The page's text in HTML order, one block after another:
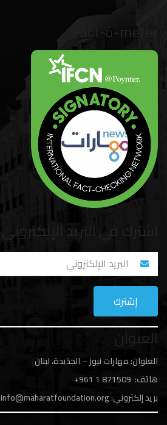
Fact-o-meter
اشترك في البريد الإلكتروني
العنوان
العنوان: مهارات نيوز – الجدَيدة، لبنان
هاتف: 1 871509 961+
بريد إلكتروني:info@maharatfoundation.org